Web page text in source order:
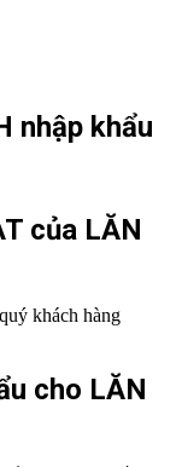
nhập khẩu
của LĂN
khách hàng
cho LĂN